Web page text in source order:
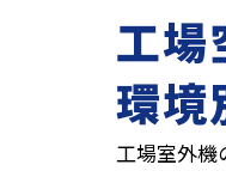
工場
環境
工場室外機